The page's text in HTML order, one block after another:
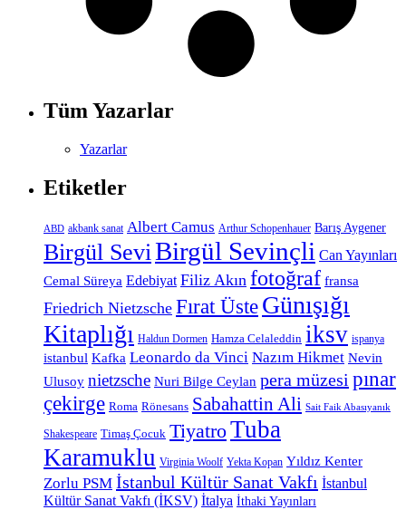
Tüm Yazarlar
Yazarlar
Etiketler
ABD akbank sanat Albert Camus Arthur Schopenhauer Barış Aygener
Birgül SeviBirgül Sevinçli Can Yayınları
Cemal Süreya Edebiyat Filiz Akın fotoğraf fransa
Friedrich Nietzsche Fırat ÜsteGünışığı
Kitaplığı Haldun Dormen Hamza Celaleddin iksv ispanya
istanbul Kafka Leonardo da Vinci Nazım Hikmet Nevin
Ulusoy nietzsche Nuri Bilge Ceylan pera müzesi pınar
çekirge Roma Rönesans Sabahattin Ali Sait Faik Abasıyanık
Shakespeare Timaş Çocuk TiyatroTuba
Karamuklu Virginia Woolf Yekta Kopan Yıldız Kenter
Zorlu PSM İstanbul Kültür Sanat Vakfı İstanbul
Kültür Sanat Vakfı (İKSV) İtalya İthaki Yayınları